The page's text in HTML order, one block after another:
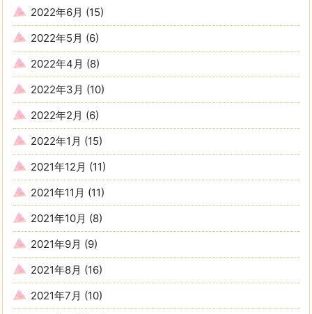
2022年6月 (15)
2022年5月 (6)
2022年4月 (8)
2022年3月 (10)
2022年2月 (6)
2022年1月 (15)
2021年12月 (11)
2021年11月 (11)
2021年10月 (8)
2021年9月 (9)
2021年8月 (16)
2021年7月 (10)